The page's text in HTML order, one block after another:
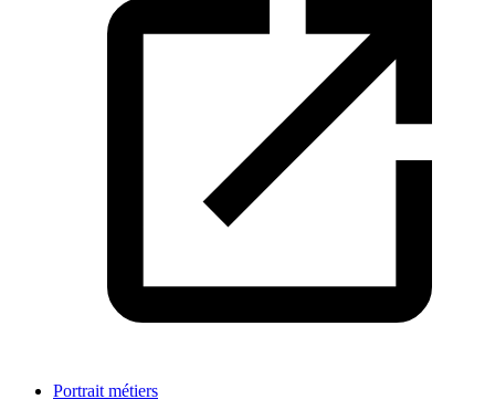
Portrait métiers